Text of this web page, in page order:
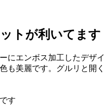
トが利いてます
にエンボス加工したデザイ
も美麗です。グルリと開く
す